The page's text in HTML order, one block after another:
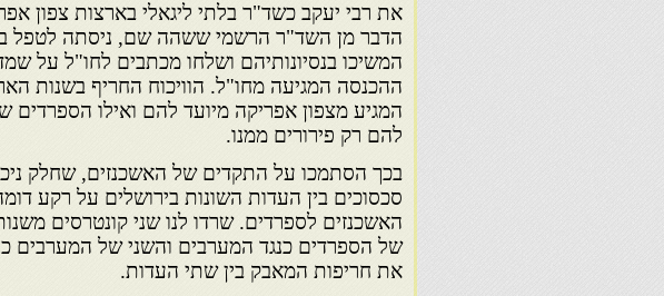
את רבי יעקב כשד"ר בלתי ליגאלי בארצות צפון
הדבר מן השד"ר הרשמי ששהה שם, ניסתה לטפל
המשיכו בנסיונותיהם ושלחו מכתבים לחו"ל על
ההכנסה המגיעה מחו"ל. הוויכוח החריף בשנות
המגיע מצפון אפריקה מיועד להם ואילו הספרדים
להם רק פירורים ממנו.
בכך הסתמכו על התקדים של האשכנזים, שחלק
סכסוכים בין העדות השונות בירושלים על רקע
האשכנזים לספרדים. שרדו לנו שני קונטרסים
של הספרדים כנגד המערבים והשני של המערבים
את חריפות המאבק בין שתי העדות.